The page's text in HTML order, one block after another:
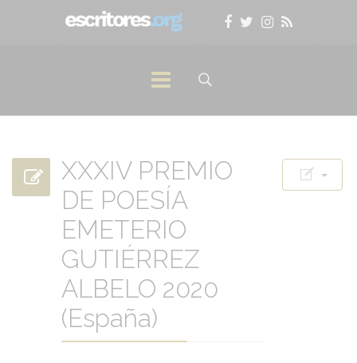
XXXIV PREMIO
DE POESÍA
EMETERIO
GUTIÉRREZ
ALBELO 2020
(España)